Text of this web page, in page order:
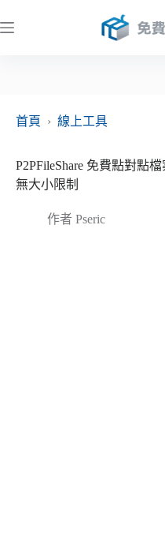
至
首頁
› 線上工具
P2PFileShare 免費點對點
無大小限制
作者 Pseric